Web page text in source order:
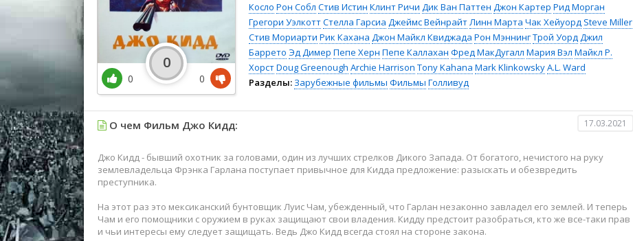
Косло Рон Собл Стив Истин Клинт Ричи Дик Ван Паттен Джон Картер Рид Морган
Грегори УэлкоттСтелла Гарсиа Джеймс ВейнрайтЛинн Марта Чак Хейуорд Steve Miller
Стив Мориарти Рик Кахана Джон Майкл Квиджада Рон МэннингТрой УордДжил
Баррето Эд Димер Пепе Херн Пепе Каллахан Фред МакДугалл Мария Вэл Майкл Р.
ХорстDoug Greenough Archie Harrison Tony Kahana Mark KlinkowskyA.L. Ward
Разделы: Зарубежные фильмы Фильмы Голливуд
0
0
0
О чем Фильм Джо Кидд: 17.03.2021
Джо Кидд - бывший охотник за головами, один из лучших стрелков Дикого Запада. От богатого, нечистого на руку
землевладельца Фрэнка Гарлана поступает привычное для Кидда предложение: разыскать и обезвредить
преступника.
На этот раз это мексиканский бунтовщик Луис Чам, убежденный, что Гарлан незаконно завладел его землей. И теперь
Чам и его помощники с оружием в руках защищают свои владения. Кидду предстоит разобраться, кто же все-таки прав
и чьи интересы ему следует защищать. Ведь Джо Кидд всегда стоял на стороне закона.